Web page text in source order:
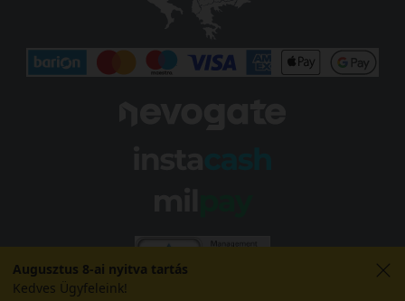
Augusztus 8-ai nyitva tartás
Kedves Ügyfeleink!